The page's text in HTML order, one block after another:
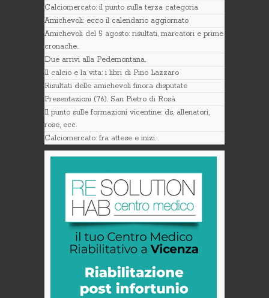
Calciomercato: il punto sulla terza categoria
Amichevoli: ecco il calendario aggiornato
Amichevoli del 5 agosto: risultati, marcatori e prime
cronache..
Due arrivi alla Pedemontana.
Il calcio e la vita: i libri di Pino Lazzaro
Risultati delle amichevoli finora disputate
Presentazioni (76). San Pietro di Rosà
Il punto sulle formazioni vicentine: ds, allenatori,
rose, ecc.
Calciomercato: fra attese e inizi…